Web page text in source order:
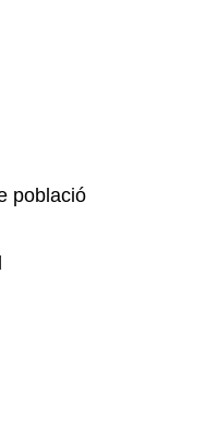
població